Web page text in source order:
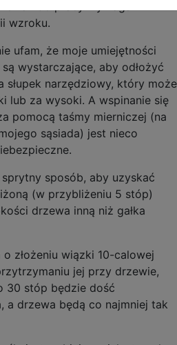
wzroku.
ufam, że moje umiejętności
wystarczające, aby odłożyć
słupek narzędziowy, który może
lub za wysoki. A wspinanie się
pomocą taśmy mierniczej (na
sąsiada) jest nieco
sposób, aby uzyskać
(w przybliżeniu 5 stóp)
drzewa inną niż gałka
o złożeniu wiązki 10-calowej
jej przy drzewie,
30 stóp będzie dość
a drzewa będą co najmniej tak